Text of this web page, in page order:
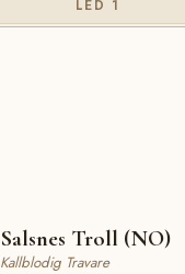
LED 1
Salsnes Troll (NO)
Kallblodig Travare